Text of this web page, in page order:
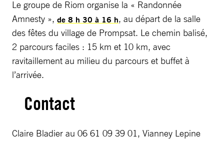
Le groupe de Riom organise la « Randonnée
Amnesty », de 8 h 30 à 16 h, au départ de la salle
des fêtes du village de Prompsat. Le chemin balisé,
2 parcours faciles : 15 km et 10 km, avec
ravitaillement au milieu du parcours et buffet à
l’arrivée.
Contact
Claire Bladier au 06 61 09 39 01, Vianney Lepine